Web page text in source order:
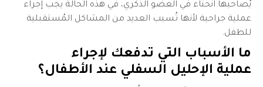
يُصاحبها انحناء في العضو الذكري، في هذه الحالة يجب إجراء
عملية جراحية لأنها تُسبب العديد من المشاكل المُستقبلية
للطفل.
ما الأسباب التي تدفعك لإجراء
عملية الإحليل السفلي عند الأطفال؟